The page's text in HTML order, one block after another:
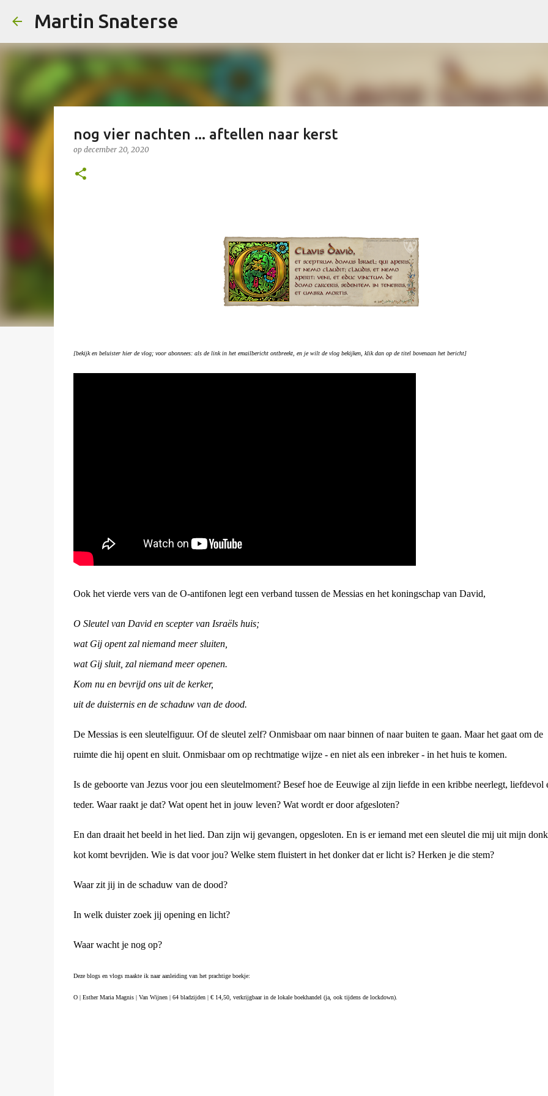
Martin Snaterse
nog vier nachten ... aftellen naar kerst
op december 20, 2020
[bekijk en beluister hier de vlog; voor abonnees: als de link in het emailbericht ontbreekt, en je wilt de vlog bekijken, klik dan op de titel bovenaan het bericht]
Ook het vierde vers van de O-antifonen legt een verband tussen de Messias en het koningschap van David,
O Sleutel van David en scepter van Israëls huis;
wat Gij opent zal niemand meer sluiten,
wat Gij sluit, zal niemand meer openen.
Kom nu en bevrijd ons uit de kerker,
uit de duisternis en de schaduw van de dood.
De Messias is een sleutelfiguur. Of de sleutel zelf? Onmisbaar om naar binnen of naar buiten te gaan. Maar het gaat om de
ruimte die hij opent en sluit. Onmisbaar om op rechtmatige wijze - en niet als een inbreker - in het huis te komen.
Is de geboorte van Jezus voor jou een sleutelmoment? Besef hoe de Eeuwige al zijn liefde in een kribbe neerlegt, liefdevol
teder. Waar raakt je dat? Wat opent het in jouw leven? Wat wordt er door afgesloten?
En dan draait het beeld in het lied. Dan zijn wij gevangen, opgesloten. En is er iemand met een sleutel die mij uit mijn
kot komt bevrijden. Wie is dat voor jou? Welke stem fluistert in het donker dat er licht is? Herken je die stem?
Waar zit jij in de schaduw van de dood?
In welk duister zoek jij opening en licht?
Waar wacht je nog op?
Deze blogs en vlogs maakte ik naar aanleiding van het prachtige boekje:
O | Esther Maria Magnis | Van Wijnen | 64 bladzijden | € 14,50, verkrijgbaar in de lokale boekhandel (ja, ook tijdens de lockdown).